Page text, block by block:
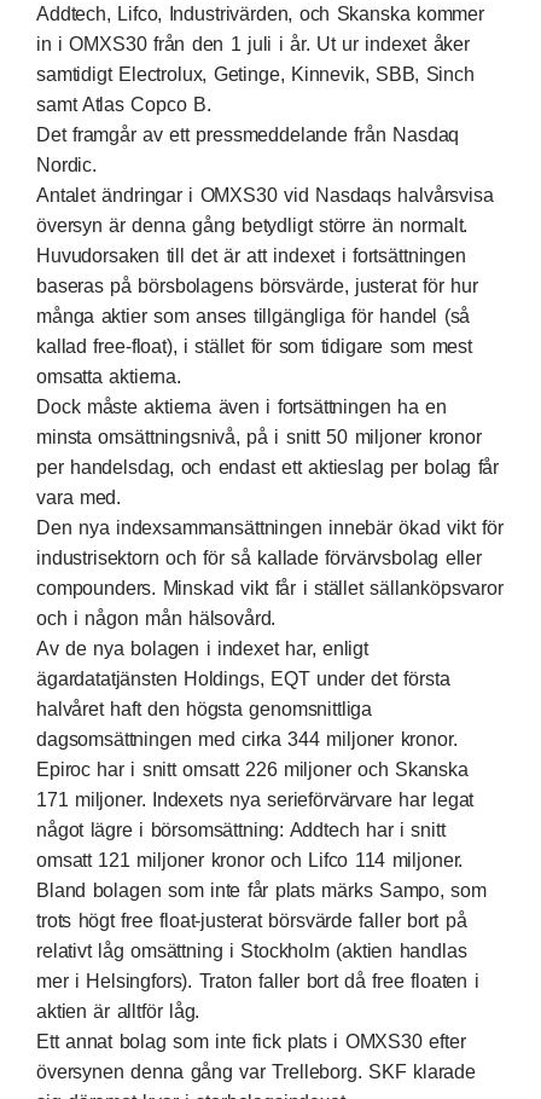
Addtech, Lifco, Industrivärden, och Skanska kommer
in i OMXS30 från den 1 juli i år. Ut ur indexet åker
samtidigt Electrolux, Getinge, Kinnevik, SBB, Sinch
samt Atlas Copco B.
Det framgår av ett pressmeddelande från Nasdaq
Nordic.
Antalet ändringar i OMXS30 vid Nasdaqs halvårsvisa
översyn är denna gång betydligt större än normalt.
Huvudorsaken till det är att indexet i fortsättningen
baseras på börsbolagens börsvärde, justerat för hur
många aktier som anses tillgängliga för handel (så
kallad free-float), i stället för som tidigare som mest
omsatta aktierna.
Dock måste aktierna även i fortsättningen ha en
minsta omsättningsnivå, på i snitt 50 miljoner kronor
per handelsdag, och endast ett aktieslag per bolag får
vara med.
Den nya indexsammansättningen innebär ökad vikt för
industrisektorn och för så kallade förvärvsbolag eller
compounders. Minskad vikt får i stället sällanköpsvaror
och i någon mån hälsovård.
Av de nya bolagen i indexet har, enligt
ägardatatjänsten Holdings, EQT under det första
halvåret haft den högsta genomsnittliga
dagsomsättningen med cirka 344 miljoner kronor.
Epiroc har i snitt omsatt 226 miljoner och Skanska
171 miljoner. Indexets nya serieförvärvare har legat
något lägre i börsomsättning: Addtech har i snitt
omsatt 121 miljoner kronor och Lifco 114 miljoner.
Bland bolagen som inte får plats märks Sampo, som
trots högt free float-justerat börsvärde faller bort på
relativt låg omsättning i Stockholm (aktien handlas
mer i Helsingfors). Traton faller bort då free floaten i
aktien är alltför låg.
Ett annat bolag som inte fick plats i OMXS30 efter
översynen denna gång var Trelleborg. SKF klarade